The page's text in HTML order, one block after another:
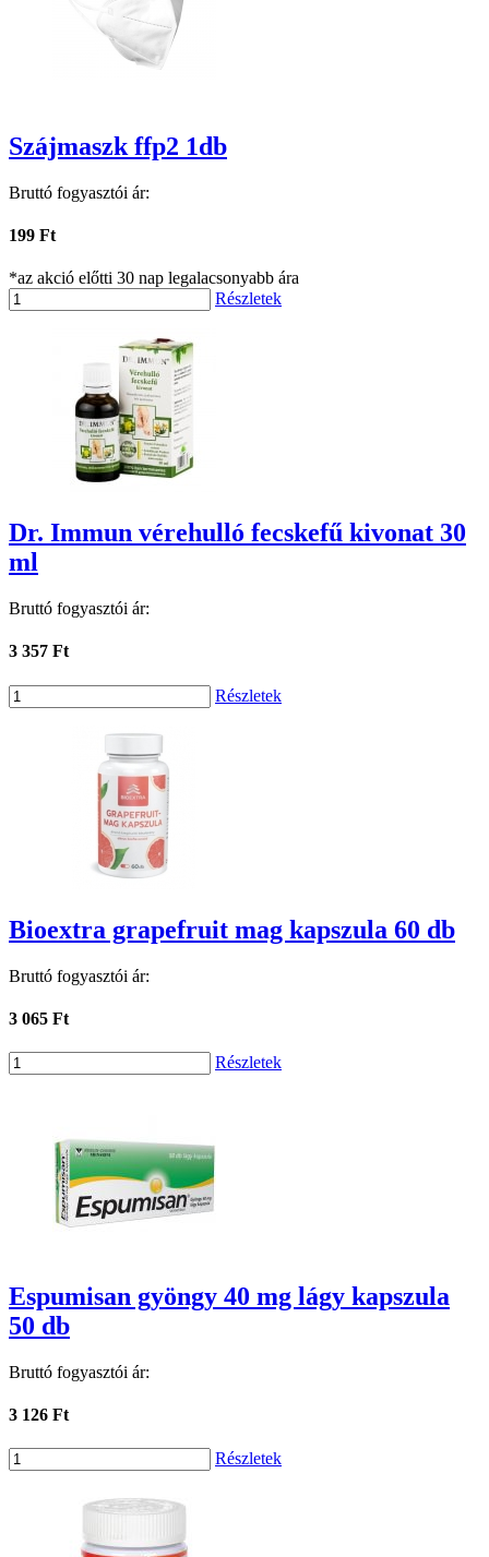
Szájmaszk ffp2 1db
Bruttó fogyasztói ár:
199 Ft
*az akció előtti 30 nap legalacsonyabb ára
Részletek
Dr. Immun vérehulló fecskefű kivonat 30
ml
Bruttó fogyasztói ár:
3 357 Ft
Részletek
Bioextra grapefruit mag kapszula 60 db
Bruttó fogyasztói ár:
3 065 Ft
Részletek
Espumisan gyöngy 40 mg lágy kapszula
50 db
Bruttó fogyasztói ár:
3 126 Ft
Részletek